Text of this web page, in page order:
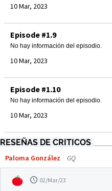
10 Mar, 2023
Episode #1.9
No hay información del episodio.
10 Mar, 2023
Episode #1.10
No hay información del episodio.
10 Mar, 2023
RESEÑAS DE CRITICOS
Paloma González GQ
02/Mar/23